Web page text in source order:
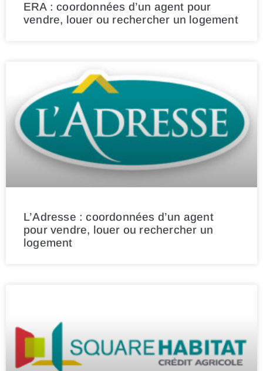
ERA : coordonnées d’un agent pour
vendre, louer ou rechercher un logement
L’Adresse : coordonnées d’un agent
pour vendre, louer ou rechercher un
logement